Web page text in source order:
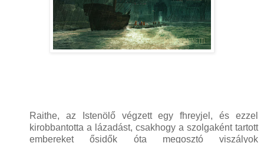
Raithe, az Istenölő végzett egy fhreyjel, és ezzel
kirobbantotta a lázadást, csakhogy a szolgaként tartott
embereket ősidők óta megosztó viszályok